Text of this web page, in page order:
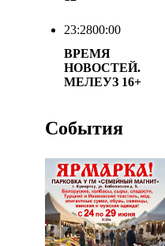
23:2800:00
ВРЕМЯ
НОВОСТЕЙ.
МЕЛЕУЗ 16+
События